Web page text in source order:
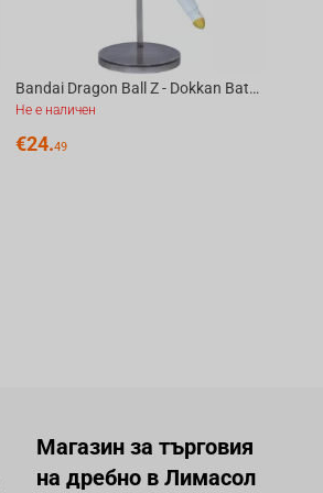
Bandai Dragon Ball Z - Dokkan Battle 10Th Anniversary Figure Super Vegito
Не е наличен
€24.49
Магазин за търговия
на дребно в Лимасол